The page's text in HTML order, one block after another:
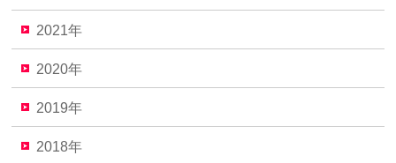
2021年
2020年
2019年
2018年